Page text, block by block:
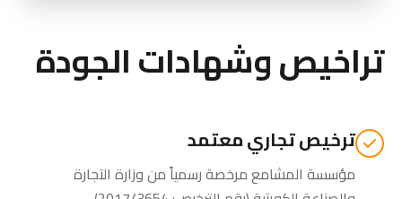
تراخيص وشهادات الجودة
ترخيص تجاري معتمد
مؤسسة المشامع مرخصة رسمياً منوزارة التجارة